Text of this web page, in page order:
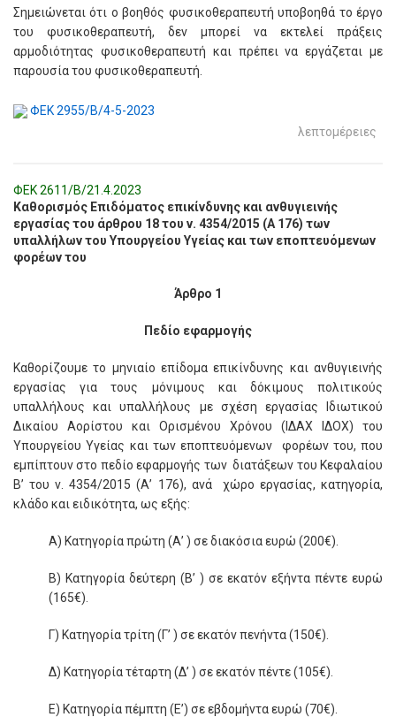
Σημειώνεται ότι ο βοηθός φυσικοθεραπευτή υποβοηθά το έργο
του φυσικοθεραπευτή, δεν μπορεί να εκτελεί πράξεις
αρμοδιότητας φυσικοθεραπευτή και πρέπει να εργάζεται με
παρουσία του φυσικοθεραπευτή.
ΦΕΚ 2955/Β/4-5-2023
λεπτομέρειες
ΦΕΚ 2611/Β/21.4.2023
Καθορισμός Επιδόματος επικίνδυνης και ανθυγιεινής
εργασίας του άρθρου 18 του ν. 4354/2015 (Α 176) των
υπαλλήλων του Υπουργείου Υγείας και των εποπτευόμενων
φορέων του
Άρθρο 1
Πεδίο εφαρμογής
Καθορίζουμε το μηνιαίο επίδομα επικίνδυνης και ανθυγιεινής
εργασίας για τους μόνιμους και δόκιμους πολιτικούς
υπαλλήλους και υπαλλήλους με σχέση εργασίας Ιδιωτικού
Δικαίου Αορίστου και Ορισμένου Χρόνου (ΙΔΑΧ ΙΔΟΧ) του
Υπουργείου Υγείας και των εποπτευόμενων φορέων του, που
εμπίπτουν στο πεδίο εφαρμογής των διατάξεων του Κεφαλαίου
Β’ του ν. 4354/2015 (Α’ 176), ανά χώρο εργασίας, κατηγορία,
κλάδο και ειδικότητα, ως εξής:
Α) Κατηγορία πρώτη (Α’ ) σε διακόσια ευρώ (200€).
Β) Κατηγορία δεύτερη (Β’ ) σε εκατόν εξήντα πέντε ευρώ
(165€).
Γ) Κατηγορία τρίτη (Γ’ ) σε εκατόν πενήντα (150€).
Δ) Κατηγορία τέταρτη (Δ’ ) σε εκατόν πέντε (105€).
Ε) Κατηγορία πέμπτη (Ε’) σε εβδομήντα ευρώ (70€).